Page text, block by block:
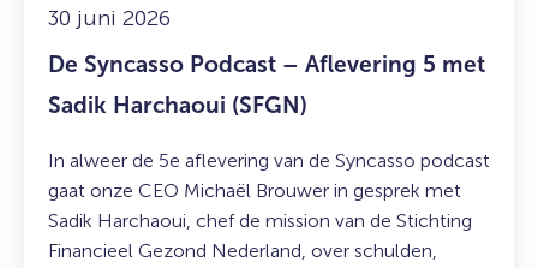
30 juni 2026
De Syncasso Podcast – Aflevering 5 met
Sadik Harchaoui (SFGN)
In alweer de 5e aflevering van de Syncasso podcast
gaat onze CEO Michaël Brouwer in gesprek met
Sadik Harchaoui, chef de mission van de Stichting
Financieel Gezond Nederland, over schulden,
Harchaoui